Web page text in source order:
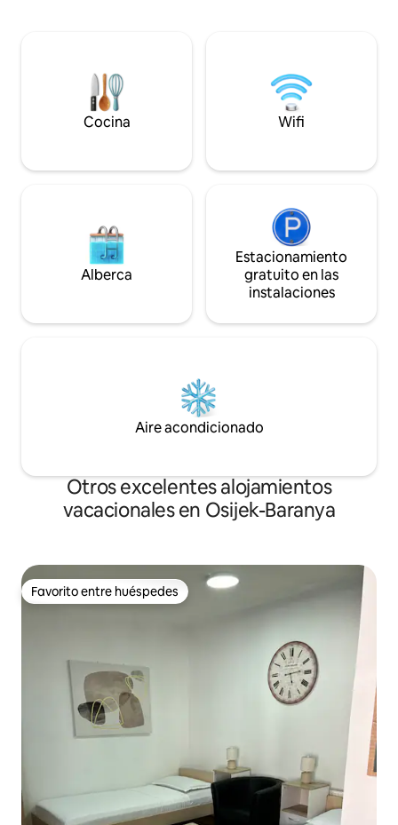
solo unos pasos de la propiedad se
encuentran cafeterías, una panadería y
una pastelería.
ciudad está a
los apartamentos
Cocina Wifi
Alberca
Estacionamiento
gratuito en las
instalaciones
Aire acondicionado
Otros excelentes alojamientos
vacacionales en Osijek-Baranya
Favorito entre huéspedes
Favorito entre huéspedes